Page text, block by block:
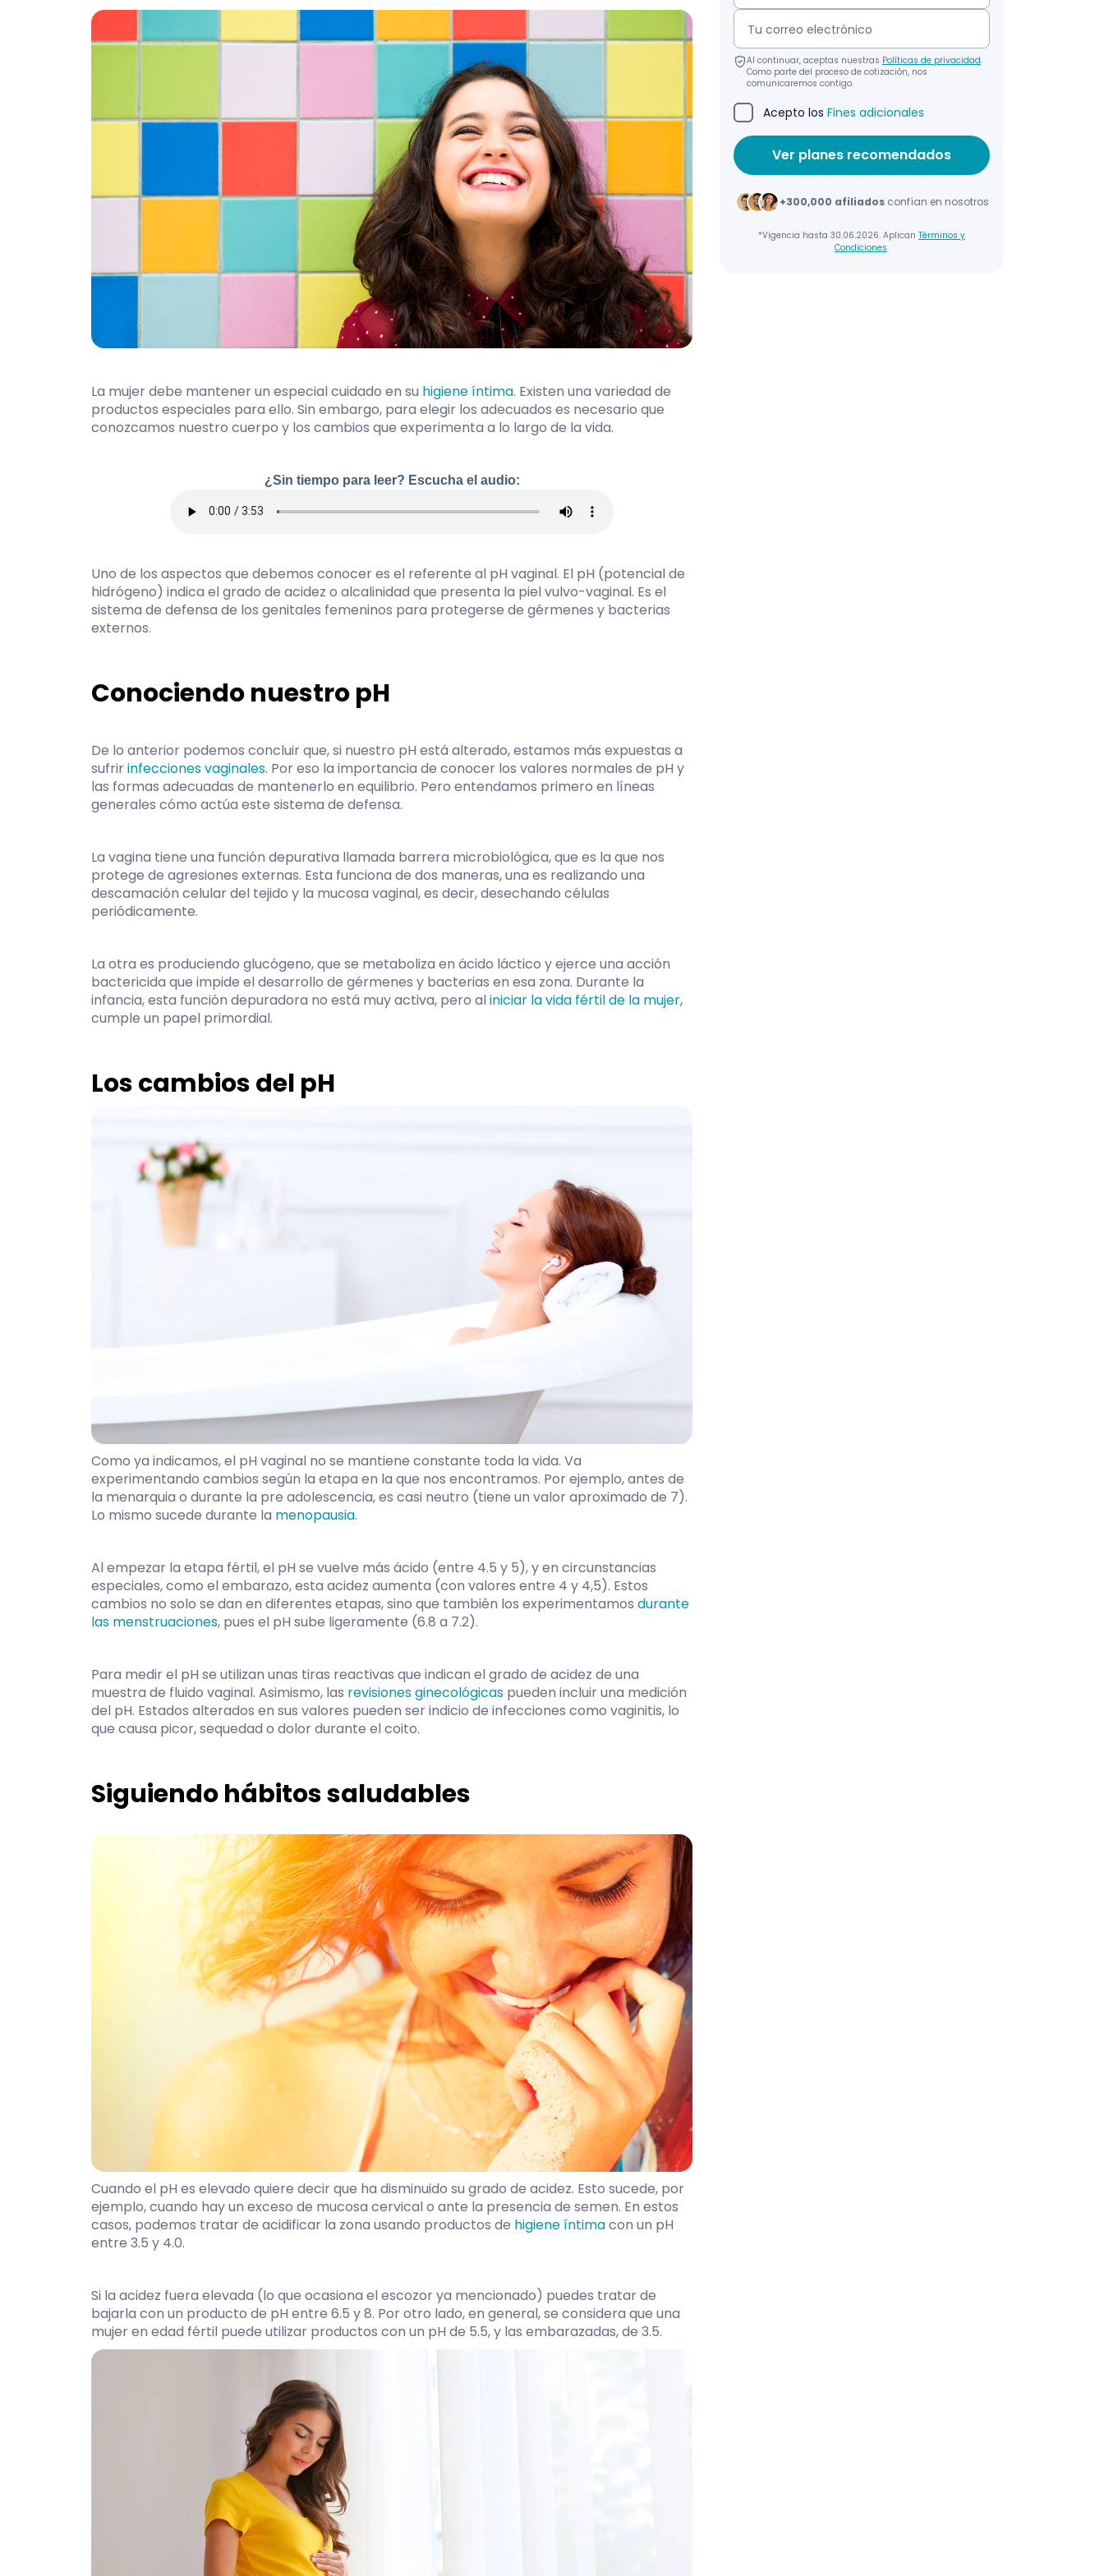
La mujer debe mantener un especial cuidado en su higiene íntima. Existen una variedad de
productos especiales para ello. Sin embargo, para elegir los adecuados es necesario que
conozcamos nuestro cuerpo y los cambios que experimenta a lo largo de la vida.
¿Sin tiempo para leer? Escucha el audio:
Uno de los aspectos que debemos conocer es el referente al pH vaginal. El pH (potencial de
hidrógeno) indica el grado de acidez o alcalinidad que presenta la piel vulvo-vaginal. Es el
sistema de defensa de los genitales femeninos para protegerse de gérmenes y bacterias
externos.
Conociendo nuestro pH
De lo anterior podemos concluir que, si nuestro pH está alterado, estamos más expuestas a
sufririnfecciones vaginales. Por eso la importancia de conocer los valores normales de pH y
las formas adecuadas de mantenerlo en equilibrio. Pero entendamos primero en líneas
generales cómo actúa este sistema de defensa.
La vagina tiene una función depurativa llamada barrera microbiológica, que es la que nos
protege de agresiones externas. Esta funciona de dos maneras, una es realizando una
descamación celular del tejido y la mucosa vaginal, es decir, desechando células
periódicamente.
La otra es produciendo glucógeno, que se metaboliza en ácido láctico y ejerce una acción
bactericida que impide el desarrollo de gérmenes y bacterias en esa zona. Durante la
infancia, esta función depuradora no está muy activa, pero aliniciar la vida fértil de la mujer,
cumple un papel primordial.
Los cambios del pH
Como ya indicamos, el pH vaginal no se mantiene constante toda la vida. Va
experimentando cambios según la etapa en la que nos encontramos. Por ejemplo, antes de
la menarquia o durante la pre adolescencia, es casi neutro (tiene un valor aproximado de 7).
Lo mismo sucede durante la menopausia.
Al empezar la etapa fértil, el pH se vuelve más ácido (entre 4.5 y 5), y en circunstancias
especiales, como el embarazo, esta acidez aumenta (con valores entre 4 y 4,5). Estos
cambios no solo se dan en diferentes etapas, sino que también los experimentamos durante
las menstruaciones, pues el pH sube ligeramente (6.8 a 7.2).
Para medir el pH se utilizan unas tiras reactivas que indican el grado de acidez de una
muestra de fluido vaginal. Asimismo, las revisiones ginecológicas pueden incluir una medición
del pH. Estados alterados en sus valores pueden ser indicio de infecciones como vaginitis, lo
que causa picor, sequedad o dolor durante el coito.
Siguiendo hábitos saludables
Cuando el pH es elevado quiere decir que ha disminuido su grado de acidez. Esto sucede, por
ejemplo, cuando hay un exceso de mucosa cervical o ante la presencia de semen. En estos
casos, podemos tratar de acidificar la zona usando productos de higiene íntimacon un pH
entre 3.5 y 4.0.
Si la acidez fuera elevada (lo que ocasiona el escozor ya mencionado) puedes tratar de
bajarla con un producto de pH entre 6.5 y 8. Por otro lado, en general, se considera que una
mujer en edad fértil puede utilizar productos con un pH de 5.5, y las embarazadas, de 3.5.
Al continuar, aceptas nuestras Políticas de privacidad.
Como parte del proceso de cotización, nos
comunicaremos contigo.
Acepto los Fines adicionales
+300,000 afiliadosconfían en nosotros
*Vigencia hasta 30.06.2026. Aplican Términos y
Condiciones.